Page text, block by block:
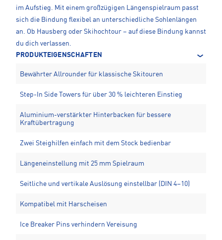
im Aufstieg. Mit einem großzügigen Längenspielraum passt
sich die Bindung flexibel an unterschiedliche Sohlenlängen
an. Ob Hausberg oder Skihochtour – auf diese Bindung kannst
du dich verlassen.
PRODUKTEIGENSCHAFTEN
Bewährter Allrounder für klassische Skitouren
Step-In Side Towers für über 30 % leichteren Einstieg
Aluminium-verstärkter Hinterbacken für bessere
Kraftübertragung
Zwei Steighilfen einfach mit dem Stock bedienbar
Längeneinstellung mit 25 mm Spielraum
Seitliche und vertikale Auslösung einstellbar (DIN 4–10)
Kompatibel mit Harscheisen
Ice Breaker Pins verhindern Vereisung